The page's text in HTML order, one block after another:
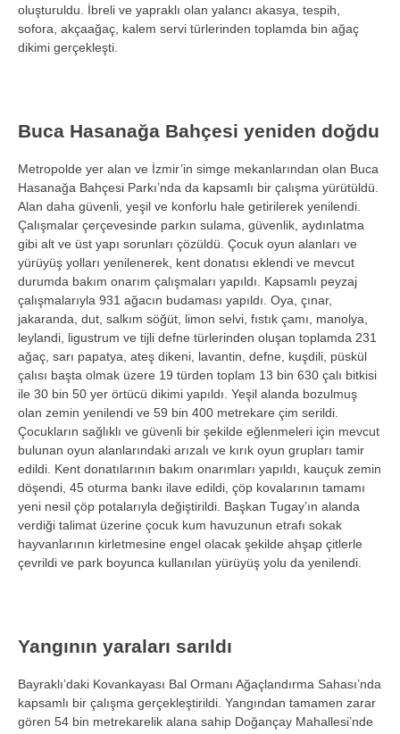
oluşturuldu. İbreli ve yapraklı olan yalancı akasya, tespih,
sofora, akçaağaç, kalem servi türlerinden toplamda bin ağaç
dikimi gerçekleşti.
Buca Hasanağa Bahçesi yeniden doğdu
Metropolde yer alan ve İzmir’in simge mekanlarından olan Buca
Hasanağa Bahçesi Parkı’nda da kapsamlı bir çalışma yürütüldü.
Alan daha güvenli, yeşil ve konforlu hale getirilerek yenilendi.
Çalışmalar çerçevesinde parkın sulama, güvenlik, aydınlatma
gibi alt ve üst yapı sorunları çözüldü. Çocuk oyun alanları ve
yürüyüş yolları yenilenerek, kent donatısı eklendi ve mevcut
durumda bakım onarım çalışmaları yapıldı. Kapsamlı peyzaj
çalışmalarıyla 931 ağacın budaması yapıldı. Oya, çınar,
jakaranda, dut, salkım söğüt, limon selvi, fıstık çamı, manolya,
leylandi, ligustrum ve tijli defne türlerinden oluşan toplamda 231
ağaç, sarı papatya, ateş dikeni, lavantin, defne, kuşdili, püskül
çalısı başta olmak üzere 19 türden toplam 13 bin 630 çalı bitkisi
ile 30 bin 50 yer örtücü dikimi yapıldı. Yeşil alanda bozulmuş
olan zemin yenilendi ve 59 bin 400 metrekare çim serildi.
Çocukların sağlıklı ve güvenli bir şekilde eğlenmeleri için mevcut
bulunan oyun alanlarındaki arızalı ve kırık oyun grupları tamir
edildi. Kent donatılarının bakım onarımları yapıldı, kauçuk zemin
döşendi, 45 oturma bankı ilave edildi, çöp kovalarının tamamı
yeni nesil çöp potalarıyla değiştirildi. Başkan Tugay’ın alanda
verdiği talimat üzerine çocuk kum havuzunun etrafı sokak
hayvanlarının kirletmesine engel olacak şekilde ahşap çitlerle
çevrildi ve park boyunca kullanılan yürüyüş yolu da yenilendi.
Yangının yaraları sarıldı
Bayraklı’daki Kovankayası Bal Ormanı Ağaçlandırma Sahası’nda
kapsamlı bir çalışma gerçekleştirildi. Yangından tamamen zarar
gören 54 bin metrekarelik alana sahip Doğançay Mahallesi’nde